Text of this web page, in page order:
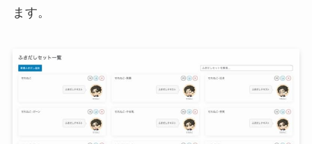
ます。